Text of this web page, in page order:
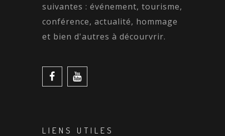
suivantes : événement, tourisme,
conférence, actualité, hommage
et bien d'autres à décourvrir.
LIENS UTILES